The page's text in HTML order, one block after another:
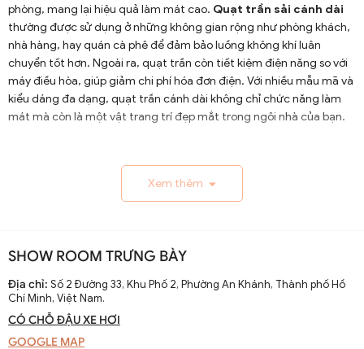
phòng, mang lại hiệu quả làm mát cao. Quạt trần sải cánh dài
thường được sử dụng ở những không gian rộng như phòng khách,
nhà hàng, hay quán cà phê để đảm bảo luồng không khí luân
chuyển tốt hơn. Ngoài ra, quạt trần còn tiết kiệm điện năng so với
máy điều hòa, giúp giảm chi phí hóa đơn điện. Với nhiều mẫu mã và
kiểu dáng đa dạng, quạt trần cánh dài không chỉ chức năng làm
mát mà còn là một vật trang trí đẹp mắt trong ngôi nhà của bạn.
1.1. Lịch Sử và Sự Phát Triển
pháp thông gió hiệu quả ở các khu vực nhiệt đới. Ban đầu
được làm thủ công và chạy bằng điện từ pin, chúng
nhanh chóng phát triển với sự tiến bộ của công nghệ
điện.
Sự thay đổi và cải tiến qua các thập kỷ
Xem thêm
SHOW ROOM TRƯNG BÀY
Địa chỉ: Số 2 Đường 33, Khu Phố 2, Phường An Khánh, Thành phố Hồ
Chí Minh, Việt Nam.
CÓ CHỖ ĐẬU XE HƠI
GOOGLE MAP